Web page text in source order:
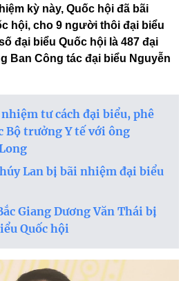
kỳ này, Quốc hội đã bãi
hội, cho 9 người thôi đại biểu
đại biểu Quốc hội là 487 đại
Ban Công tác đại biểu Nguyễn
tư cách đại biểu, phê
Bộ trưởng Y tế với ông
Lan bị bãi nhiệm đại biểu
Giang Dương Văn Thái bị
Quốc hội